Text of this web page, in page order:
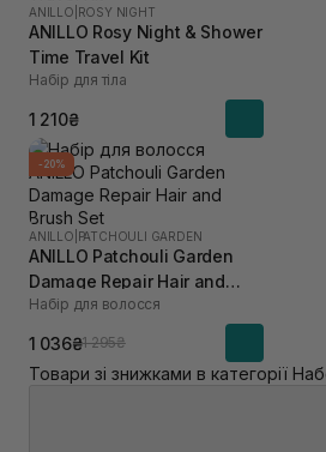
ANILLO ROSY NIGHT
ANILLO Rosy Night & Shower
Time Travel Kit
Набір для тіла
1 210₴
-20%
ANILLO PATCHOULI GARDEN
ANILLO Patchouli Garden
Damage Repair Hair and
Brush Set
Набір для волосся
1 036₴1 295₴
Товари зі знижками в категорії